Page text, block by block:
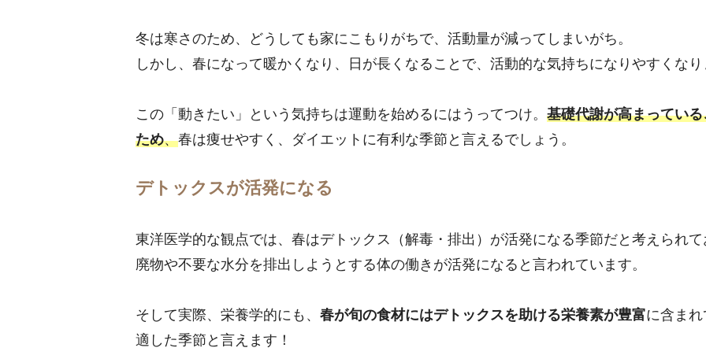
冬は寒さのため、どうしても家にこもりがちで、活動量が減ってしまいがち。
しかし、春になって暖かくなり、日が長くなることで、活動的な気持ちになりやすくな
この「動きたい」という気持ちは運動を始めるにはうってつけ。 基礎代謝が高まってい
ため、春は痩せやすく、ダイエットに有利な季節と言えるでしょう。
デトックスが活発になる
東洋医学的な観点では、春はデトックス（解毒・排出）が活発になる季節だと考えられ
廃物や不要な水分を排出しようとする体の働きが活発になると言われています。
そして実際、栄養学的にも、 春が旬の食材にはデトックスを助ける栄養素が豊富に含ま
適した季節と言えます！